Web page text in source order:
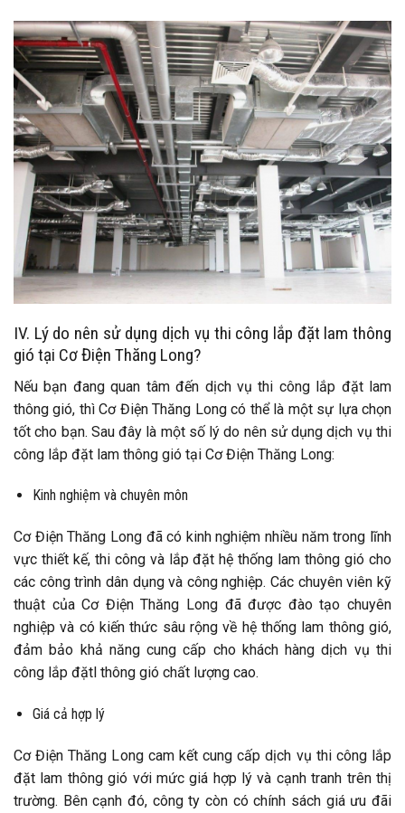
IV. Lý do nên sử dụng dịch vụ thi công lắp đặt lam thông
gió tại Cơ Điện Thăng Long?
Nếu bạn đang quan tâm đến dịch vụ thi công lắp đặt lam
thông gió, thì Cơ Điện Thăng Long có thể là một sự lựa chọn
tốt cho bạn. Sau đây là một số lý do nên sử dụng dịch vụ thi
công lắp đặt lam thông gió tại Cơ Điện Thăng Long:
Kinh nghiệm và chuyên môn
Cơ Điện Thăng Long đã có kinh nghiệm nhiều năm trong lĩnh
vực thiết kế, thi công và lắp đặt hệ thống lam thông gió cho
các công trình dân dụng và công nghiệp. Các chuyên viên kỹ
thuật của Cơ Điện Thăng Long đã được đào tạo chuyên
nghiệp và có kiến thức sâu rộng về hệ thống lam thông gió,
đảm bảo khả năng cung cấp cho khách hàng dịch vụ thi
công lắp đặt l thông gió chất lượng cao.
Giá cả hợp lý
Cơ Điện Thăng Long cam kết cung cấp dịch vụ thi công lắp
đặt lam thông gió với mức giá hợp lý và cạnh tranh trên thị
trường. Bên cạnh đó, công ty còn có chính sách giá ưu đãi